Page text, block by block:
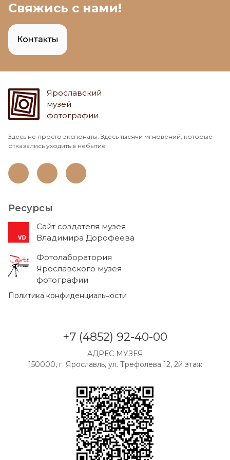
Свяжись с нами!
Контакты
Ярославский
музей
фотографии
Здесь не просто экспонаты. Здесь тысячи мгновений, которые
отказались уходить в небытие
Ресурсы
Cайт создателя музея
Владимира Дорофеева
Фотолаборатория
Ярославского музея
фотографии
Политика конфиденциальности
+7 (4852) 92-40-00
АДРЕС МУЗЕЯ
150000, г. Ярославль, ул. Трефолева 12, 2й этаж